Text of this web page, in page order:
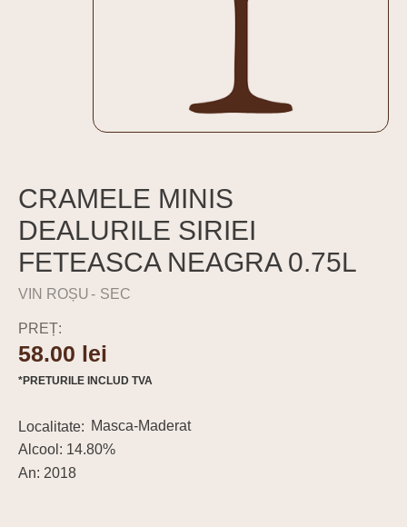
CRAMELE MINIS
DEALURILE SIRIEI
FETEASCA NEAGRA 0.75L
VIN ROȘU SEC
PREȚ:
58.00 lei
*PRETURILE INCLUD TVA
Masca-Maderat
Alcool: 14.80%
An: 2018